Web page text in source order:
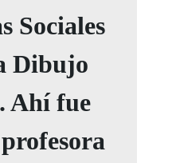
Sociales
Dibujo
Ahí fue